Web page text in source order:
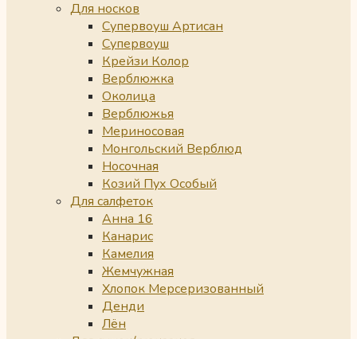
Для носков
Супервоуш Артисан
Супервоуш
Крейзи Колор
Верблюжка
Околица
Верблюжья
Мериносовая
Монгольский Верблюд
Носочная
Козий Пух Особый
Для салфеток
Анна 16
Канарис
Камелия
Жемчужная
Хлопок Мерсеризованный
Денди
Лён